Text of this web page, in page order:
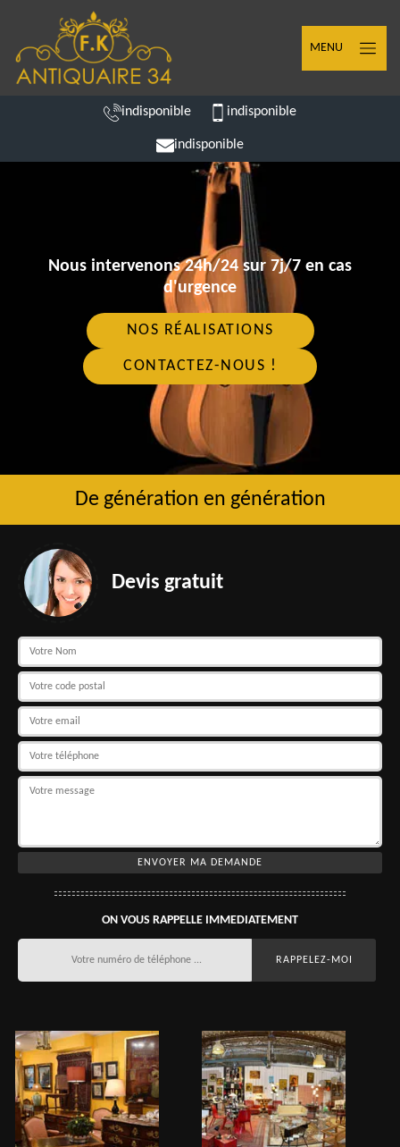
MENU
indisponible indisponible
indisponible
Nous intervenons 24h/24 sur 7j/7 en cas
d'urgence
NOS RÉALISATIONS
CONTACTEZ-NOUS !
De génération en génération
Devis gratuit
ON VOUS RAPPELLE IMMEDIATEMENT